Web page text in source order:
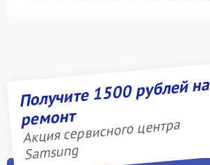
Получите 1500 рублей на
ремонт
Акция сервисного центра
Samsung